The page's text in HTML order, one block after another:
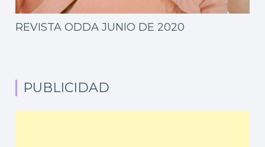
REVISTA ODDA JUNIO DE 2020
PUBLICIDAD